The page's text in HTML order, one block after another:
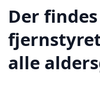
Der
alle